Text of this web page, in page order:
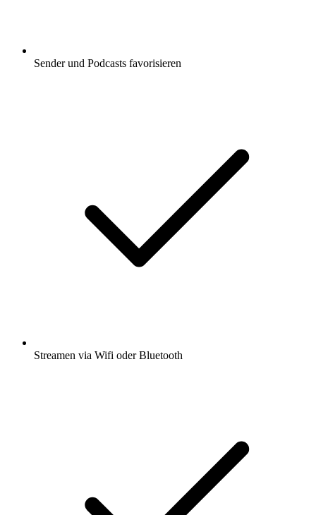
Sender und Podcasts favorisieren
Streamen via Wifi oder Bluetooth